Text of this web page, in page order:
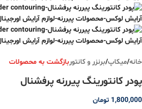
خانه/میکاپ/برنزر و کانتوربازگشت به محصولات
پودر کانتورینگ‌ پیررنه پرفشنال
1,800,000 تومان